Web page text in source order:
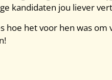
kandidaten jou liever
het voor hen was om